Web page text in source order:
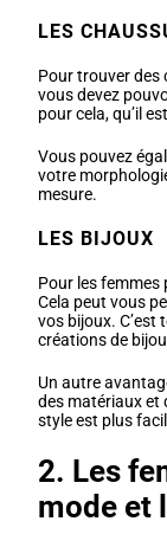
LES
Pour trouver des
vous devez
pour cela, qu’il
Vous pouvez
votre
mesure.
LES BIJOUX
Pour les femmes
Cela peut vous
vos bijoux. C’est
créations de
Un autre
des matériaux et
style est plus
2. Les
mode et